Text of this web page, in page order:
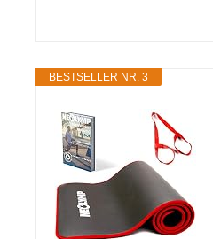
BESTSELLER NR. 3